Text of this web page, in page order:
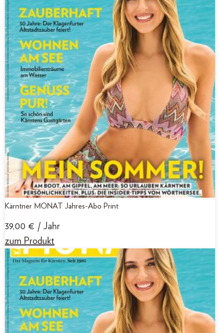
Kärntner MONAT Jahres-Abo Print
39,00 € / Jahr
zum Produkt